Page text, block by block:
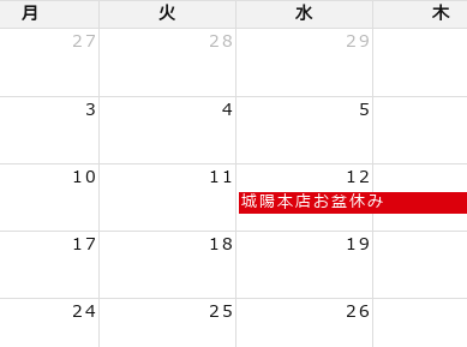
月 火 水 木
27 28 29
3 4 5
10 11 12
水
曜
12th
城陽本店お盆休み
17 18 19
24 25 26